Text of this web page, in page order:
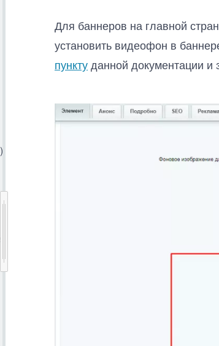
Для баннеров на главной
установить видеофон в
пунктуданной документации и